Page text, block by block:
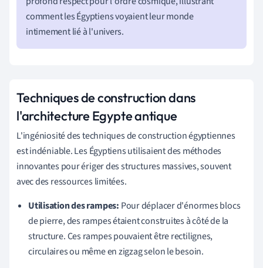
comment les Égyptiens voyaient leur monde
intimement lié à l'univers.
Techniques de construction dans
l'architecture Egypte antique
L'ingéniosité des techniques de construction égyptiennes
est indéniable. Les Égyptiens utilisaient des méthodes
innovantes pour ériger des structures massives, souvent
avec des ressources limitées.
Utilisation des rampes: Pour déplacer d'énormes blocs
de pierre, des rampes étaient construites à côté de la
structure. Ces rampes pouvaient être rectilignes,
circulaires ou même en zigzag selon le besoin.